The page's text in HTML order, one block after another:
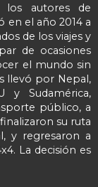
los autores de
en el año 2014 a
de los viajes y
de ocasiones
el mundo sin
llevó por Nepal,
y Sudamérica,
público, a
su ruta
y regresaron a
La decisión es